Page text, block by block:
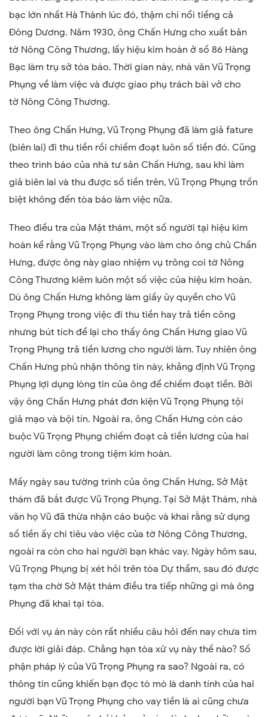
bạc lớn nhất Hà Thành lúc đó, thậm chí nổi tiếng cả
Đông Dương. Năm 1930, ông Chấn Hưng cho xuất bản
tờ Nông Công Thương, lấy hiệu kim hoàn ở số 86 Hàng
Bạc làm trụ sở tòa báo. Thời gian này, nhà văn Vũ Trọng
Phụng về làm việc và được giao phụ trách bài vở cho
tờ Nông Công Thương.
Theo ông Chấn Hưng, Vũ Trọng Phụng đã làm giả fature
(biên lai) đi thu tiền rồi chiếm đoạt luôn số tiền đó. Cũng
theo trình báo của nhà tư sản Chấn Hưng, sau khi làm
giả biên lai và thu được số tiền trên, Vũ Trọng Phụng trốn
biệt không đến tòa báo làm việc nữa.
Theo điều tra của Mật thám, một số người tại hiệu kim
hoàn kể rằng Vũ Trọng Phụng vào làm cho ông chủ Chấn
Hưng, được ông này giao nhiệm vụ trông coi tờ Nông
Công Thương kiêm luôn một số việc của hiệu kim hoàn.
Dù ông Chấn Hưng không làm giấy ủy quyền cho Vũ
Trọng Phụng trong việc đi thu tiền hay trả tiền công
nhưng bút tích để lại cho thấy ông Chấn Hưng giao Vũ
Trọng Phụng trả tiền lương cho người làm. Tuy nhiên ông
Chấn Hưng phủ nhận thông tin này, khẳng định Vũ Trọng
Phụng lợi dụng lòng tin của ông để chiếm đoạt tiền. Bởi
vậy ông Chấn Hưng phát đơn kiện Vũ Trọng Phụng tội
giả mạo và bội tín. Ngoài ra, ông Chấn Hưng còn cáo
buộc Vũ Trọng Phụng chiếm đoạt cả tiền lương của hai
người làm công trong tiệm kim hoàn.
Mấy ngày sau tường trình của ông Chấn Hưng, Sở Mật
thám đã bắt được Vũ Trọng Phụng. Tại Sở Mật Thám, nhà
văn họ Vũ đã thừa nhận cáo buộc và khai rằng sử dụng
số tiền ấy chi tiêu vào việc của tờ Nông Công Thương,
ngoài ra còn cho hai người bạn khác vay. Ngày hôm sau,
Vũ Trọng Phụng bị xét hỏi trên tòa Dự thẩm, sau đó được
tạm tha chờ Sở Mật thám điều tra tiếp những gì mà ông
Phụng đã khai tại tòa.
Đối với vụ án này còn rất nhiều câu hỏi đến nay chưa tìm
được lời giải đáp. Chẳng hạn tòa xử vụ này thế nào? Số
phận pháp lý của Vũ Trọng Phụng ra sao? Ngoài ra, có
thông tin cũng khiến bạn đọc tò mò là danh tính của hai
người bạn Vũ Trọng Phụng cho vay tiền là ai cũng chưa